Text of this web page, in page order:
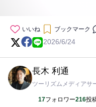
いいね ブックマーク
2026/6/24
長木 利通
ツーリズムメディアサ
17フォロワー216投